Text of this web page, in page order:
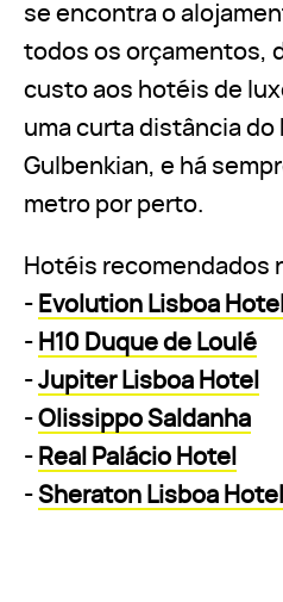
se encontra o
todos os orçamentos,
custo aos hotéis de
uma curta distância do
Gulbenkian, e há
metro por perto.
Hotéis recomendados
- Evolution Lisboa Hotel
- H10 Duque de Loulé
- Jupiter Lisboa Hotel
- Olissippo Saldanha
- Real Palácio Hotel
- Sheraton Lisboa Hotel